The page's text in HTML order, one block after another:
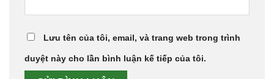
Lưu tên của tôi, email, và trang web trong trình
duyệt này cho lần bình luận kế tiếp của tôi.